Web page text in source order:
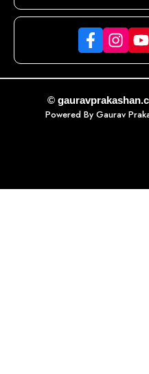
©
Powered By Gaurav